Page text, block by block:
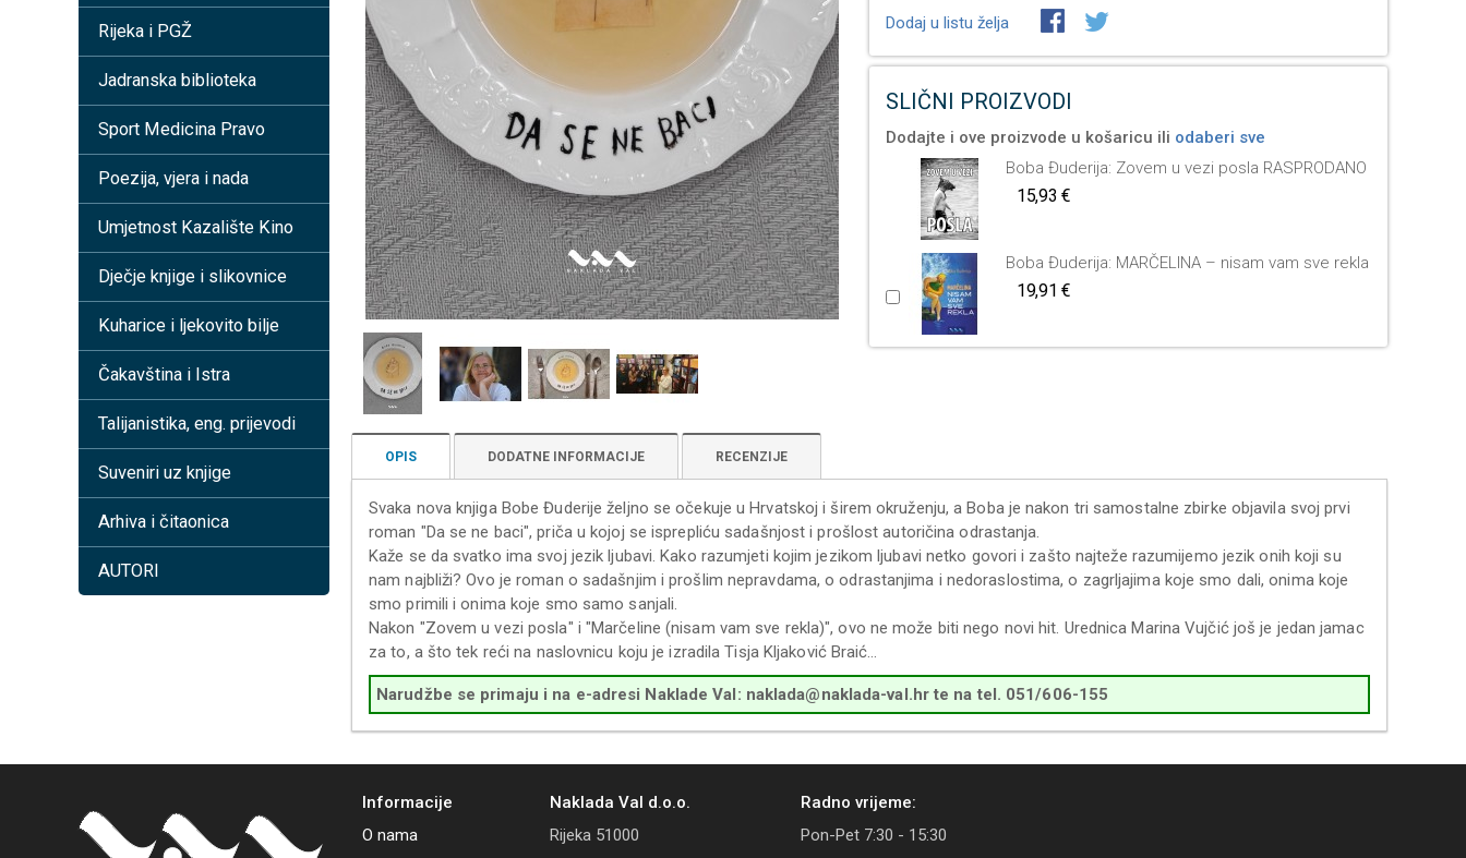
Dodaj u listu želja
SLIČNI PROIZVODI
Dodajte i ove proizvode u košaricu ili odaberi sve
Boba Đuderija: Zovem u vezi posla RASPRODANO
15,93 €
Boba Đuderija: MARČELINA – nisam vam sve rekla
19,91 €
OPIS DODATNE INFORMACIJE RECENZIJE
Svaka nova knjiga Bobe Đuderije željno se očekuje u Hrvatskoj i širem okruženju, a Boba je nakon tri samostalne zbirke objavila svoj prvi
roman "Da se ne baci", priča u kojoj se isprepliću sadašnjost i prošlost autoričina odrastanja.
Kaže se da svatko ima svoj jezik ljubavi. Kako razumjeti kojim jezikom ljubavi netko govori i zašto najteže razumijemo jezik onih koji su
nam najbliži? Ovo je roman o sadašnjim i prošlim nepravdama, o odrastanjima i nedoraslostima, o zagrljajima koje smo dali, onima koje
smo primili i onima koje smo samo sanjali.
Nakon "Zovem u vezi posla" i "Marčeline (nisam vam sve rekla)", ovo ne može biti nego novi hit. Urednica Marina Vujčić još je jedan jamac
za to, a što tek reći na naslovnicu koju je izradila Tisja Kljaković Braić…
Narudžbe se primaju i na e-adresi Naklade Val: naklada@naklada-val.hr te na tel. 051/606-155
Rijeka i PGŽ
Jadranska biblioteka
Sport Medicina Pravo
Poezija, vjera i nada
Umjetnost Kazalište Kino
Dječje knjige i slikovnice
Kuharice i ljekovito bilje
Čakavština i Istra
Talijanistika, eng. prijevodi
Suveniri uz knjige
Arhiva i čitaonica
AUTORI
Informacije
O nama
Naklada Val d.o.o.
Rijeka 51000
Radno vrijeme:
Pon-Pet 7:30 - 15:30